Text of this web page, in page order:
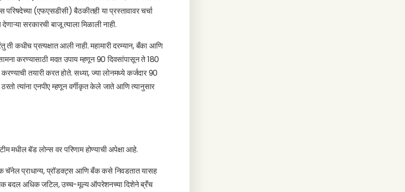
(एफएसडीसी) बैठकीतही या प्रस्तावावर चर्चा
सरकारची बाजू त्याला मिळाली नाही.
कधीच प्रत्यक्षात आली नाही. महामारी दरम्यान, बँका आणि
करण्यासाठी मदत उपाय म्हणून 90 दिवसांपासून ते 180
तयारी करत होते. सध्या, ज्या लोनमध्ये कर्जदार 90
त्यांना एनपीए म्हणून वर्गीकृत केले जाते आणि त्यानुसार
मधील बॅड लोन्स वर परिणाम होण्याची अपेक्षा आहे.
चॅनेल प्राधान्य, प्रॉडक्ट्स आणि बँक कसे निवडतात यासह
बदल अधिक जटिल, उच्च-मूल्य ऑपरेशनच्या दिशेने ब्रँच